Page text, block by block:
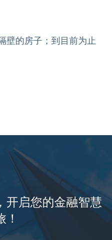
壁的房子；到目前为止
开启您的金融智慧
！